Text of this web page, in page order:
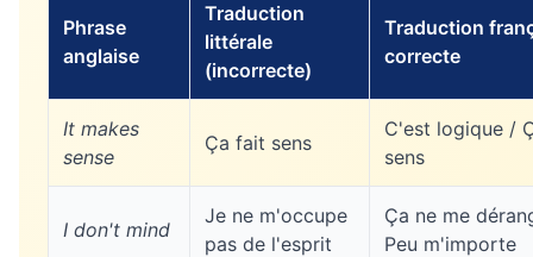
Phrase
anglaise
Traduction
littérale
(incorrecte)
Traduction
correcte
It makes
sense
Ça fait sens
C'est logique /
sens
I don't mind
Je ne m'occupe
pas de l'esprit
Ça ne me
Peu m'importe